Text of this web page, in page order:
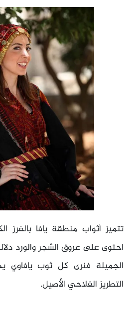
تتميز أثواب منطقة يافا بالغرز
احتوى على عروق الشجر والورد
الجميلة فنرى كل ثوب يافاوي
التطريز الفلاحي الأصيل.